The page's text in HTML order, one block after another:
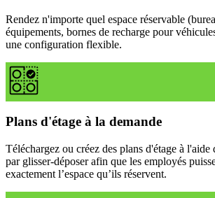
Rendez n'importe quel espace réservable
équipements, bornes de recharge pour
une configuration flexible.
Plans d'étage à la demande
Téléchargez ou créez des plans d'étage à
par glisser-déposer afin que les employés
exactement l’espace qu’ils réservent.